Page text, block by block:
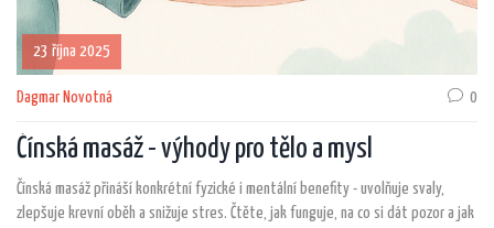
23 října 2025
Dagmar Novotná 0
Čínská masáž - výhody pro tělo a mysl
Čínská masáž přináší konkrétní fyzické i mentální benefity - uvolňuje svaly,
zlepšuje krevní oběh a snižuje stres. Čtěte, jak funguje, na co si dát pozor a jak